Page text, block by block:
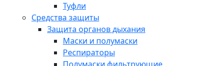
Туфли
Средства защиты
Защита органов дыхания
Маски и полумаски
Респираторы